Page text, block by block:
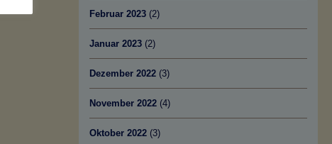
Februar 2023 (2)
Januar 2023 (2)
Dezember 2022 (3)
November 2022 (4)
Oktober 2022 (3)